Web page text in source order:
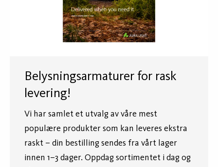
Belysningsarmaturer for rask
levering!
Vi har samlet et utvalg av våre mest
populære produkter som kan leveres ekstra
raskt – din bestilling sendes fra vårt lager
innen 1–3 dager. Oppdag sortimentet i dag og